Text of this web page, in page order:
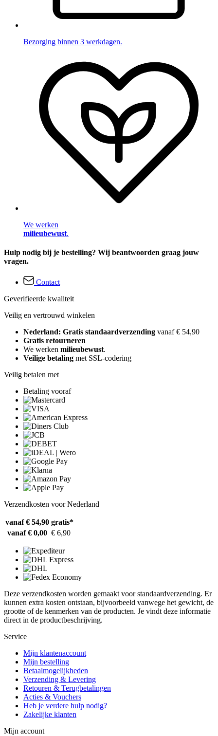
Bezorging binnen 3 werkdagen.
We werken
milieubewust.
Hulp nodig bij je bestelling? Wij beantwoorden graag jouw
vragen.
Contact
Geverifieerde kwaliteit
Veilig en vertrouwd winkelen
Nederland: Gratis standaardverzending vanaf € 54,90
Gratis retourneren
We werken milieubewust.
Veilige betaling met SSL-codering
Veilig betalen met
Betaling vooraf
Verzendkosten voor Nederland
vanaf € 54,90 gratis*
vanaf € 0,00 € 6,90
Deze verzendkosten worden gemaakt voor standaardverzending. Er
kunnen extra kosten ontstaan, bijvoorbeeld vanwege het gewicht, de
grootte of de kenmerken van de producten. Je vindt deze informatie
direct in de productbeschrijving.
Service
Mijn klantenaccount
Mijn bestelling
Betaalmogelijkheden
Verzending & Levering
Retouren & Terugbetalingen
Acties & Vouchers
Heb je verdere hulp nodig?
Zakelijke klanten
Mijn account